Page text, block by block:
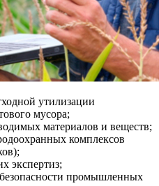
утилизации
мусора;
материалов и веществ;
комплексов
экспертиз;
промышленных